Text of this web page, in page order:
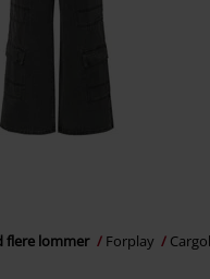
flere lommer Forplay